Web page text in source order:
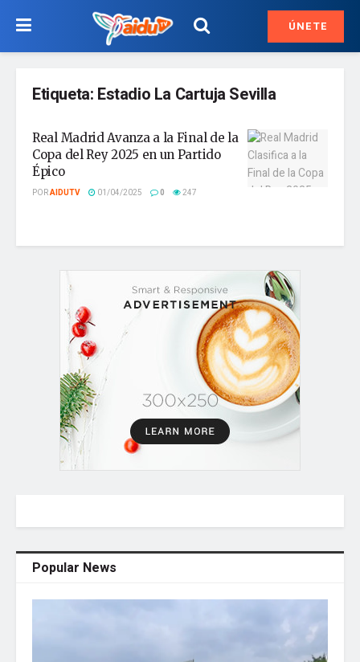
ÚNETE
Etiqueta: Estadio La Cartuja Sevilla
Real Madrid Avanza a la Final de la
Copa del Rey 2025 en un Partido
Épico
PORAIDUTV 01/04/2025 0 247
Popular News